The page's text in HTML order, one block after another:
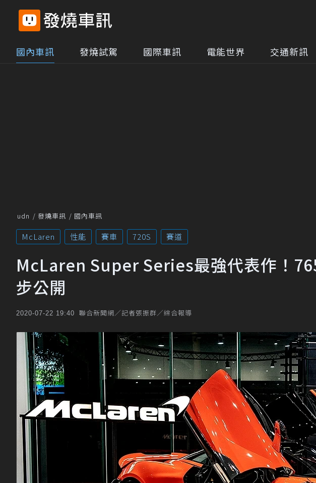
國內車訊 發燒試駕 國際車訊 電能世界 交通新訊
udn 發燒車訊 國內車訊
McLaren 性能 賽車 720S 賽道
McLaren Super Series最強代表作！
步公開
2020-07-22 19:40 聯合新聞網／記者張振群／綜合報導